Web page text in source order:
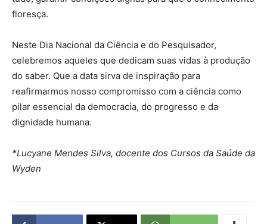
floresça.
Neste Dia Nacional da Ciência e do Pesquisador,
celebremos aqueles que dedicam suas vidas à produção
do saber. Que a data sirva de inspiração para
reafirmarmos nosso compromisso com a ciência como
pilar essencial da democracia, do progresso e da
dignidade humana.
*Lucyane Mendes Silva, docente dos Cursos da Saúde da
Wyden